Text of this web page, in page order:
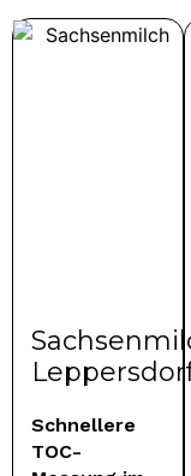
Schnellere
TOC-